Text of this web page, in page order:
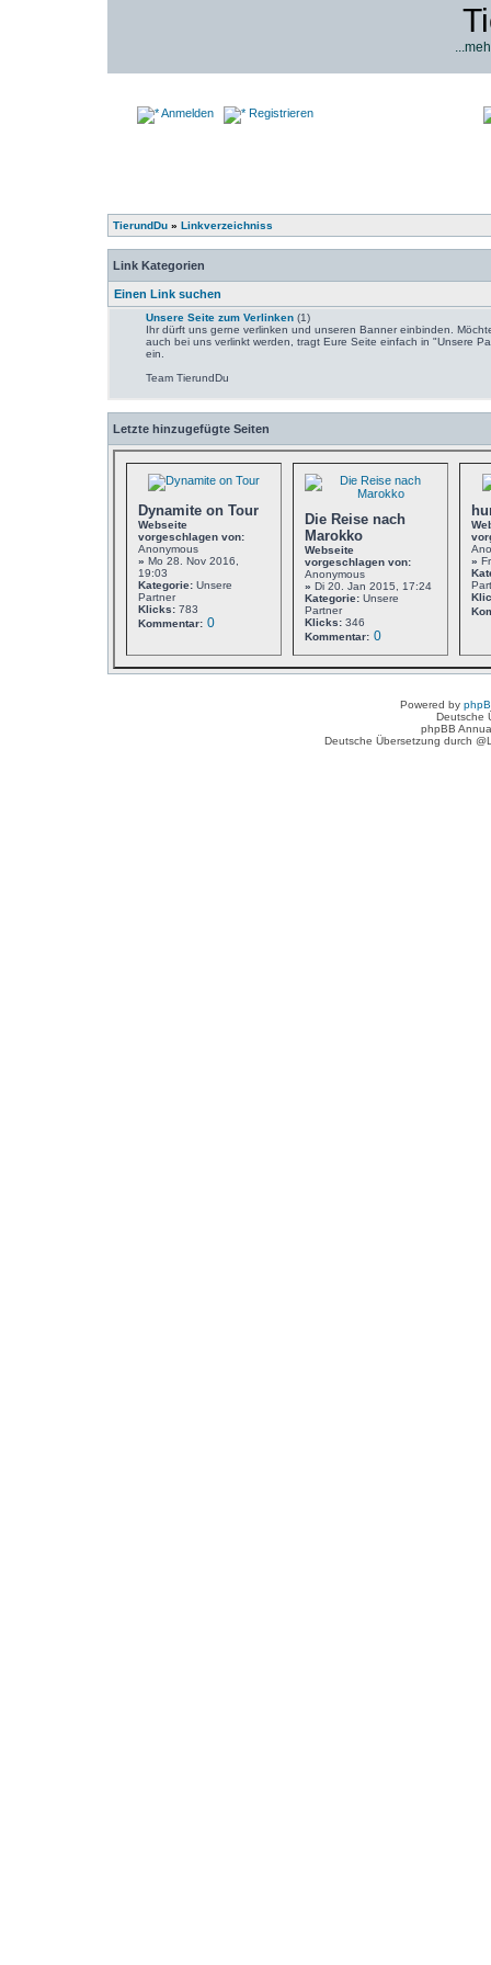
Anmelden Registrieren
TierundDu » Linkverzeichniss
Link Kategorien
Einen Link suchen
Unsere Seite zum Verlinken (1)
Ihr dürft uns gerne verlinken und unseren Banner einbinden.
auch bei uns verlinkt werden, tragt Eure Seite einfach in "Unsere
ein.
Team TierundDu
Letzte hinzugefügte Seiten
Dynamite on Tour
Webseite
vorgeschlagen von:
Anonymous
» Mo 28. Nov 2016,
19:03
Kategorie: Unsere
Partner
Klicks: 783
Kommentar: 0
Die Reise nach
Marokko
Webseite
vorgeschlagen von:
Anonymous
» Di 20. Jan 2015, 17:24
Kategorie: Unsere
Partner
Klicks: 346
Kommentar: 0
»
Powered by
Deutsche
phpBB
Deutsche Übersetzung durch